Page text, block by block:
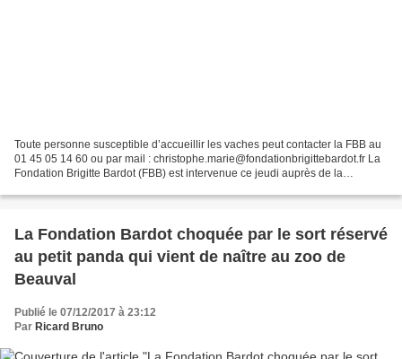
Toute personne susceptible d’accueillir les vaches peut contacter la FBB au
01 45 05 14 60 ou par mail : christophe.marie@fondationbrigittebardot.fr La
Fondation Brigitte Bardot (FBB) est intervenue ce jeudi auprès de la
La Fondation Bardot choquée par le sort réservé
au petit panda qui vient de naître au zoo de
Beauval
Publié le 07/12/2017 à 23:12
Par Ricard Bruno